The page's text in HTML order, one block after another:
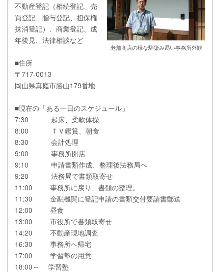
老舗商店の様な馴染み易い事務所外観
不動産登記（相続登記、売
買登記、贈与登記、担保権
抹消登記）、商業登記、成
年後見、法律相談など
■住所
〒717-0013
岡山県真庭市勝山179番地
■現在の「ある一日のスケジュール」
7:30 起床、柔軟体操
8:00 ＴＶ鑑賞、朝食
8:30 会計処理
9:00 事務所開店
9:10 申請書類作成、整理後法務局へ
9:20 法務局で書類取寄せ
11:00 事務所に戻り、書類の整理。
11:30 金融機関に登記申請の書類交付要請書郵送
12:00 昼食
13:00 市役所で書類取寄せ
14:20 不動産現地調査
16:30 事務所へ帰宅
17:00 学習塾の用意
18:00～ 学習塾